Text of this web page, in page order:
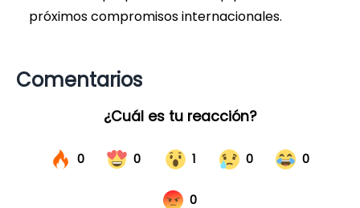
próximos compromisos internacionales.
Comentarios